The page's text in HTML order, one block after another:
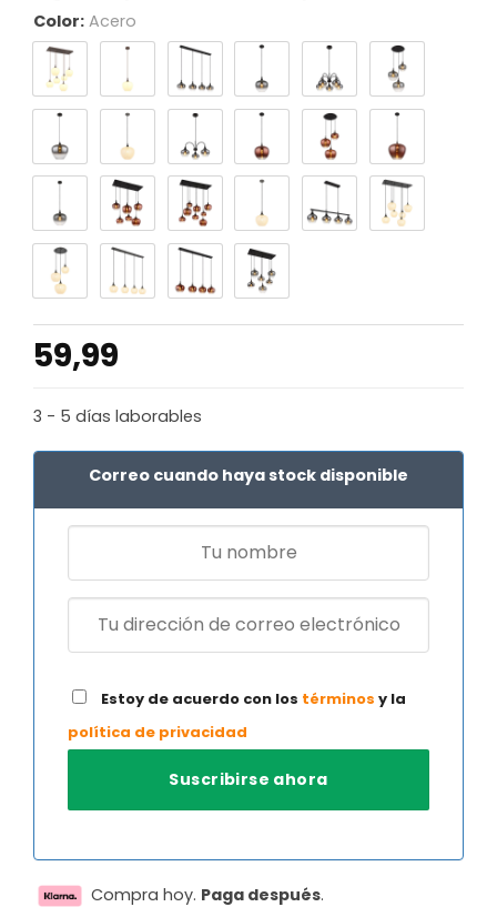
Color: Acero
59,99
3 - 5 días laborables
Correo cuando haya stock disponible
Estoy de acuerdo con los términos y la
política de privacidad
Compra hoy. Paga después.